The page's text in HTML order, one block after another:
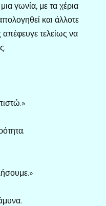
γωνία, με τα χέρια
και άλλοτε
απέφευγε τελείως να